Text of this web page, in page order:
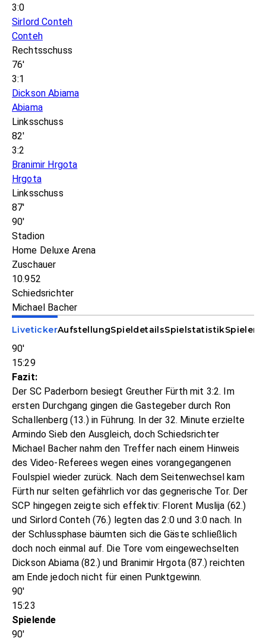
3:0
Sirlord Conteh
Conteh
Rechtsschuss
76'
3:1
Dickson Abiama
Abiama
Linksschuss
82'
3:2
Branimir Hrgota
Hrgota
Linksschuss
87'
90'
Stadion
Home Deluxe Arena
Zuschauer
10.952
Schiedsrichter
Michael Bacher
LivetickerAufstellungSpieldetailsSpielstatistikSpieler-
90'
15:29
Fazit:
Der SC Paderborn besiegt Greuther Fürth mit 3:2. Im
ersten Durchgang gingen die Gastegeber durch Ron
Schallenberg (13.) in Führung. In der 32. Minute erzielte
Armindo Sieb den Ausgleich, doch Schiedsrichter
Michael Bacher nahm den Treffer nach einem Hinweis
des Video-Referees wegen eines vorangegangenen
Foulspiel wieder zurück. Nach dem Seitenwechsel kam
Fürth nur selten gefährlich vor das gegnerische Tor. Der
SCP hingegen zeigte sich effektiv: Florent Muslija (62.)
und Sirlord Conteh (76.) legten das 2:0 und 3:0 nach. In
der Schlussphase bäumten sich die Gäste schließlich
doch noch einmal auf. Die Tore vom eingewechselten
Dickson Abiama (82.) und Branimir Hrgota (87.) reichten
am Ende jedoch nicht für einen Punktgewinn.
90'
15:23
Spielende
90'